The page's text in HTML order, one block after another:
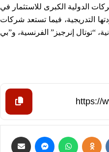
الدولية الكبرى للاستثمار في
التدريجية، فيما تستعد شركات
“توتال إنرجيز” الفرنسية، و”بي